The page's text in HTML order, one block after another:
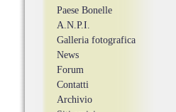
Paese Bonelle
A.N.P.I.
Galleria fotografica
News
Forum
Contatti
Archivio